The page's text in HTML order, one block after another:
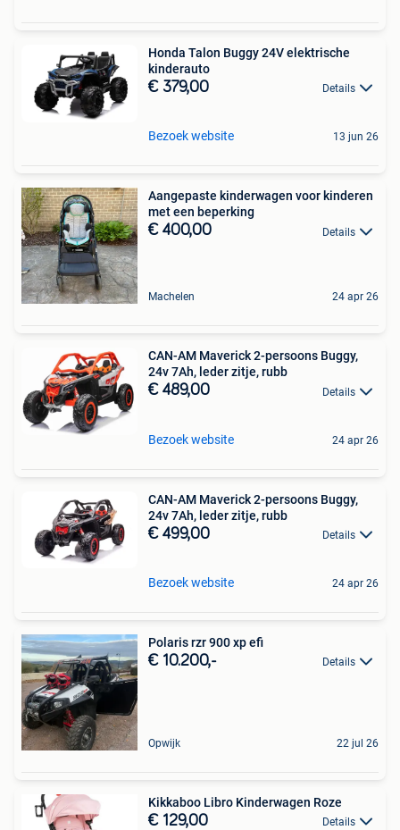
Honda Talon Buggy 24V elektrische
kinderauto
€ 379,00 Details
Bezoek website 13 jun 26
Aangepaste kinderwagen voor kinderen
met een beperking
€ 400,00 Details
Machelen 24 apr 26
CAN-AM Maverick 2-persoons Buggy,
24v 7Ah, leder zitje, rubb
€ 489,00 Details
Bezoek website 24 apr 26
CAN-AM Maverick 2-persoons Buggy,
24v 7Ah, leder zitje, rubb
€ 499,00 Details
Bezoek website 24 apr 26
Polaris rzr 900 xp efi
€ 10.200,- Details
Opwijk 22 jul 26
Kikkaboo Libro Kinderwagen Roze
€ 129,00 Details